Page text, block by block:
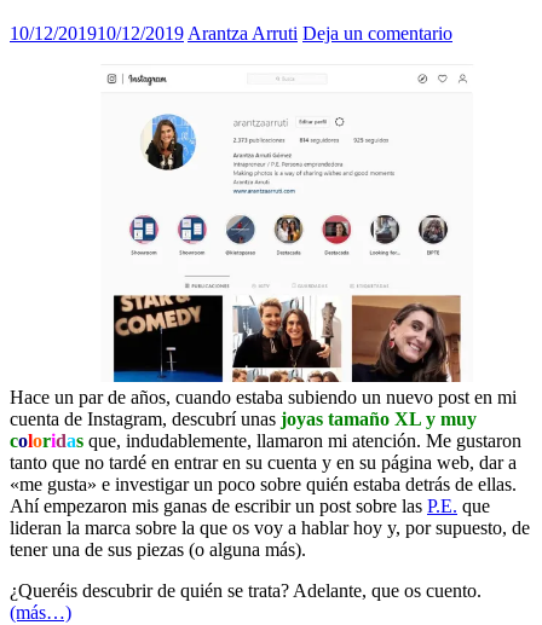
10/12/201910/12/2019Arantza Arruti Deja un comentario
Hace un par de años, cuando estaba subiendo un nuevo post en mi
cuenta de Instagram, descubrí unas joyas tamaño XL y muy
coloridas que, indudablemente, llamaron mi atención. Me gustaron
tanto que no tardé en entrar en su cuenta y en su página web, dar a
«me gusta» e investigar un poco sobre quién estaba detrás de ellas.
Ahí empezaron mis ganas de escribir un post sobre las P.E. que
lideran la marca sobre la que os voy a hablar hoy y, por supuesto, de
tener una de sus piezas (o alguna más).
¿Queréis descubrir de quién se trata? Adelante, que os cuento.
(más…)